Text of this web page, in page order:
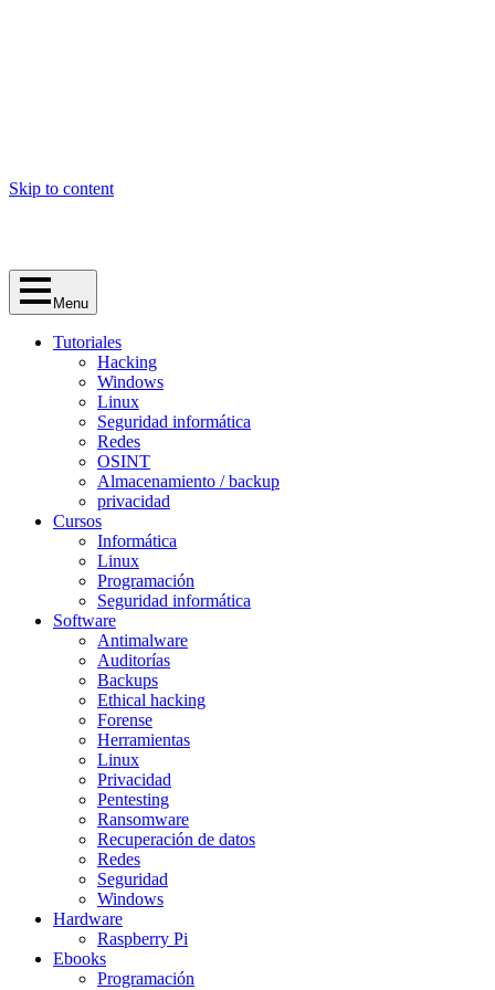
Skip to content
Menu
Tutoriales
Hacking
Windows
Linux
Seguridad informática
Redes
OSINT
Almacenamiento / backup
privacidad
Cursos
Informática
Linux
Programación
Seguridad informática
Software
Antimalware
Auditorías
Backups
Ethical hacking
Forense
Herramientas
Linux
Privacidad
Pentesting
Ransomware
Recuperación de datos
Redes
Seguridad
Windows
Hardware
Raspberry Pi
Ebooks
Programación